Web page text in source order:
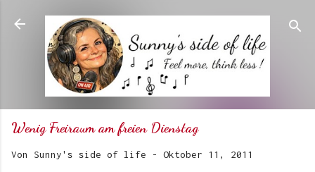
Direkt zum Hauptbereich
Wenig Freiraum am freien Dienstag
Von Sunny's side of life - Oktober 11, 2011